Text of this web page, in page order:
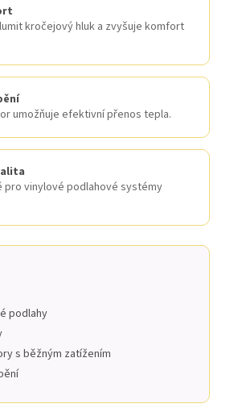
kročejový hluk a zvyšuje komfort
umožňuje efektivní přenos tepla.
pro vinylové podlahové systémy
podlahy
s běžným zatížením